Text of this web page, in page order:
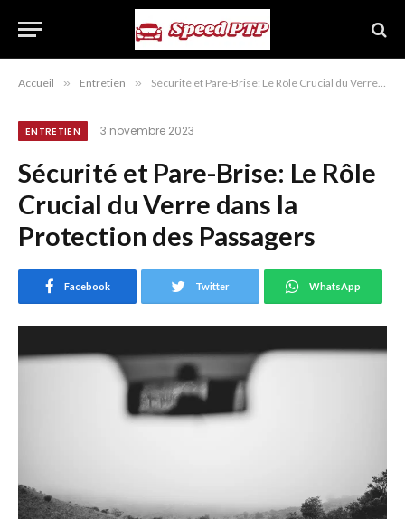
Accueil » Entretien » Sécurité et Pare-Brise: Le Rôle Crucial du Verre dans la Protection des Passagers
ENTRETIEN 3 novembre 2023
Sécurité et Pare-Brise: Le Rôle
Crucial du Verre dans la
Protection des Passagers
Facebook Twitter WhatsApp